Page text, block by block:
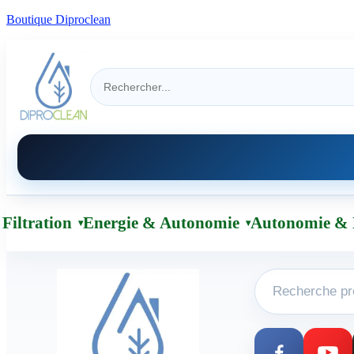
Boutique Diproclean
Energie & Autonomie Autonomie &